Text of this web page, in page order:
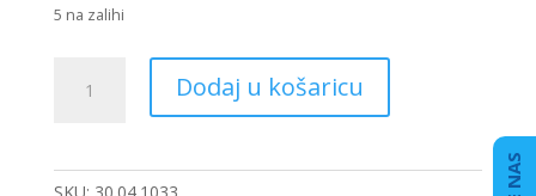
5 na zalihi
ABS-
Dodaj u košaricu